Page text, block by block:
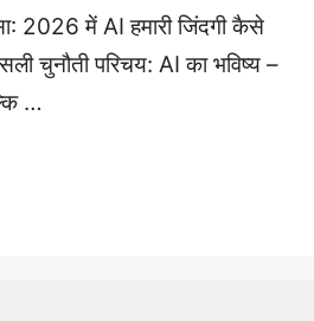
2026 में AI हमारी जिंदगी कैसे
चुनौती परिचय: AI का भविष्य –
…